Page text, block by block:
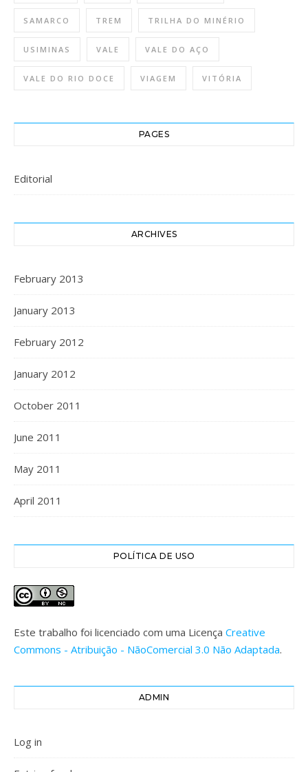
SAMARCO TREM TRILHA DO MINÉRIO
USIMINAS VALE VALE DO AÇO
VALE DO RIO DOCE VIAGEM VITÓRIA
PAGES
Editorial
ARCHIVES
February 2013
January 2013
February 2012
January 2012
October 2011
June 2011
May 2011
April 2011
POLÍTICA DE USO
Este trabalho foi licenciado com uma Licença Creative
Commons - Atribuição - NãoComercial 3.0 Não Adaptada.
ADMIN
Log in